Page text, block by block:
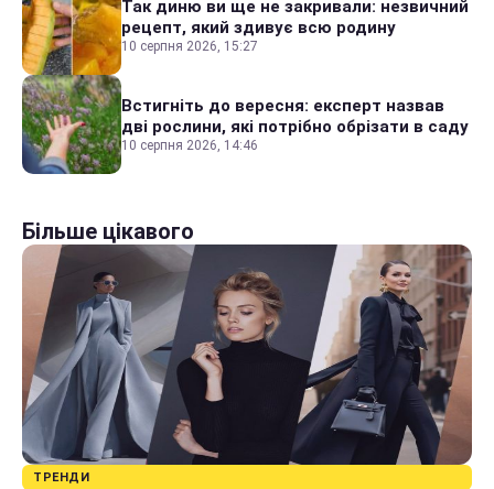
Так диню ви ще не закривали: незвичний
рецепт, який здивує всю родину
10 серпня 2026, 15:27
Встигніть до вересня: експерт назвав
дві рослини, які потрібно обрізати в саду
10 серпня 2026, 14:46
Більше цікавого
ТРЕНДИ